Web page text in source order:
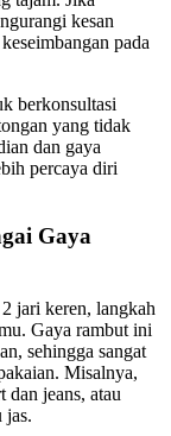
kesan
pada
berkonsultasi
yang tidak
dan gaya
percaya diri
Gaya
jari keren, langkah
Gaya rambut ini
sehingga sangat
Misalnya,
dan jeans, atau
jas.